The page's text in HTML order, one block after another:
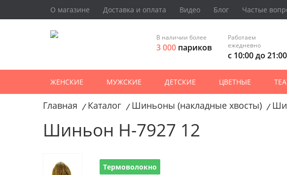
О магазине Доставка и оплата Видео Блог Частые
В наличии более
3 000 париков
Работаем
ежедневно
с 10:00 до 21:00
ЖЕНСКИЕ МУЖСКИЕ ДЕТСКИЕ ЦВЕТНЫЕ
Главная / Каталог / Шиньоны (накладные хвосты) /
Шиньон H-7927 12
Термоволокно